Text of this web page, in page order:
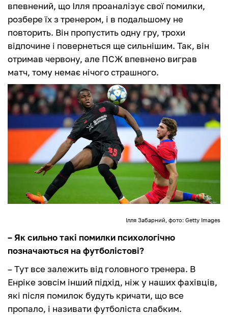
впевнений, що Ілля проаналізує свої помилки,
розбере їх з тренером, і в подальшому не
повторить. Він пропустить одну гру, трохи
відпочине і повернеться ще сильнішим. Так, він
отримав червону, але ПСЖ впевнено виграв
матч, тому немає нічого страшного.
Ілля Забарний, фото: Getty Images
– Як сильно такі помилки психологічно
позначаються на футболістові?
– Тут все залежить від головного тренера. В
Енріке зовсім інший підхід, ніж у наших фахівців,
які після помилок будуть кричати, що все
пропало, і називати футболіста слабким.